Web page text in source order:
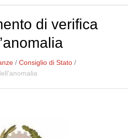
di verifica
/Consiglio di Stato /